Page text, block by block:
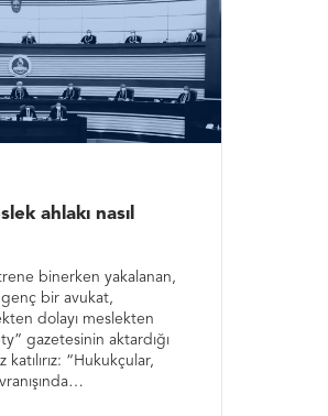
ahlakı nasıl
binerken yakalanan,
genç bir avukat,
dolayı meslekten
gazetesinin aktardığı
“Hukukçular,